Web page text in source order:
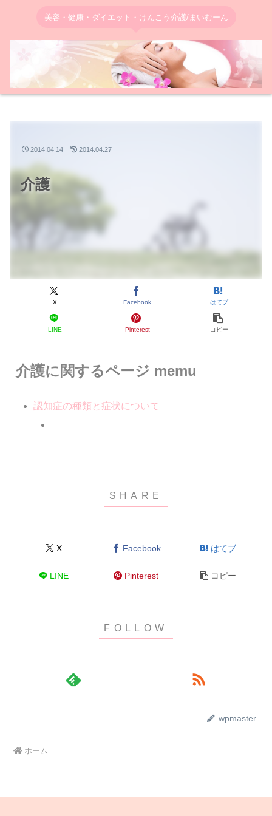
美容・健康・ダイエット・けんこう介護/まいむーん
介護
X Facebook はてブ
LINE Pinterest コピー
2014.04.14 2014.04.27
介護に関するページ memu
認知症の種類と症状について
X Facebook はてブ
LINE Pinterest コピー
wpmaster
ホーム